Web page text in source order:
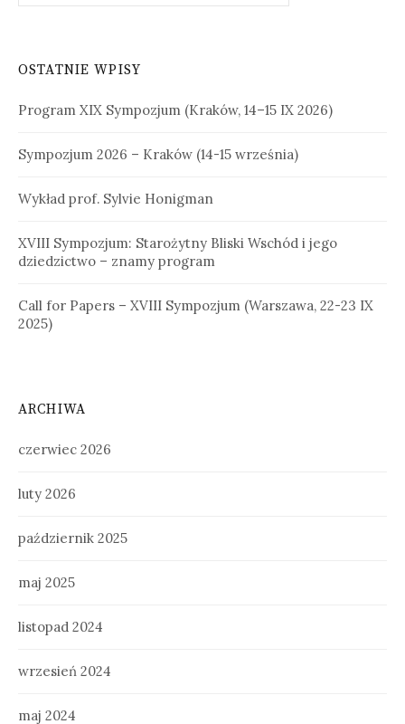
OSTATNIE WPISY
Program XIX Sympozjum (Kraków, 14–15 IX 2026)
Sympozjum 2026 – Kraków (14-15 września)
Wykład prof. Sylvie Honigman
XVIII Sympozjum: Starożytny Bliski Wschód i jego
dziedzictwo – znamy program
Call for Papers – XVIII Sympozjum (Warszawa, 22-23 IX
2025)
ARCHIWA
czerwiec 2026
luty 2026
październik 2025
maj 2025
listopad 2024
wrzesień 2024
maj 2024